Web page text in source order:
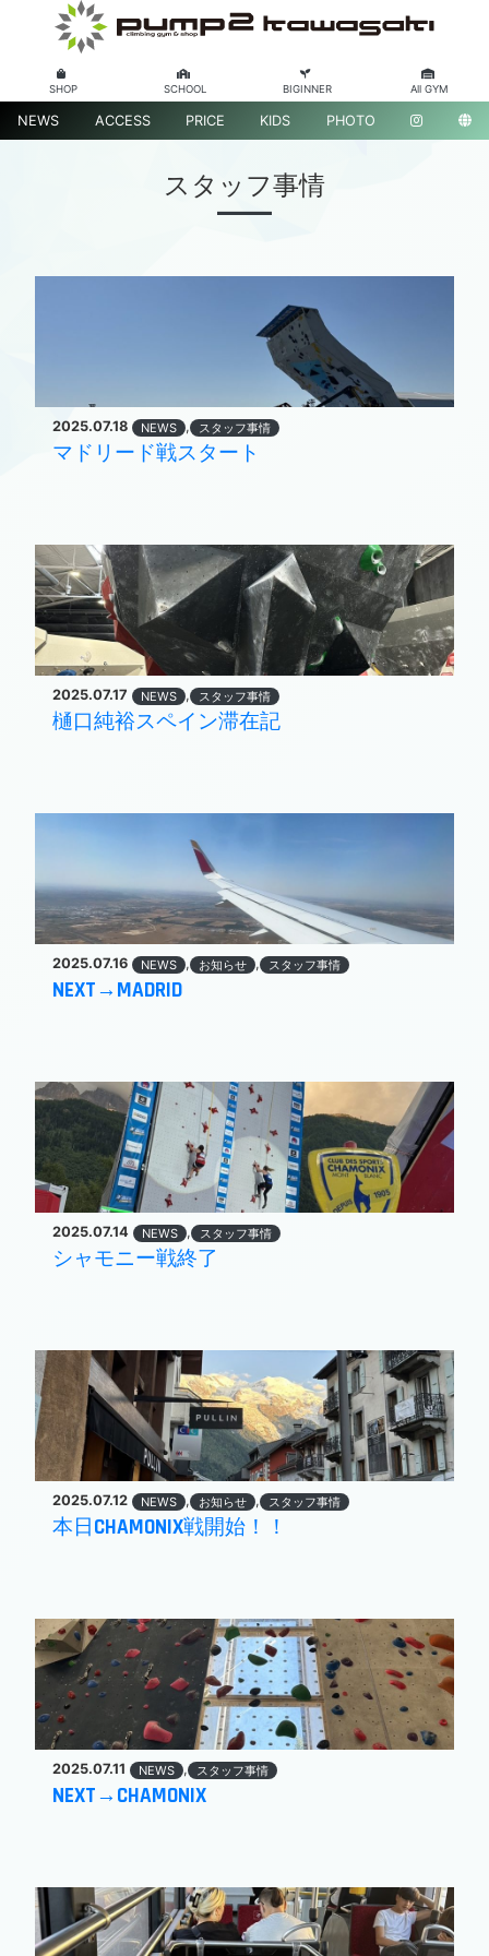
SHOP SCHOOL BIGINNER All GYM
NEWS ACCESS PRICE KIDS PHOTO
スタッフ事情
2025.07.18 NEWS , スタッフ事情
マドリード戦スタート
2025.07.17 NEWS , スタッフ事情
樋口純裕スペイン滞在記
2025.07.16 NEWS , お知らせ , スタッフ事情
NEXT→MADRID
2025.07.14 NEWS , スタッフ事情
シャモニー戦終了
2025.07.12 NEWS , お知らせ , スタッフ事情
本日CHAMONIX戦開始！！
2025.07.11 NEWS , スタッフ事情
NEXT→CHAMONIX